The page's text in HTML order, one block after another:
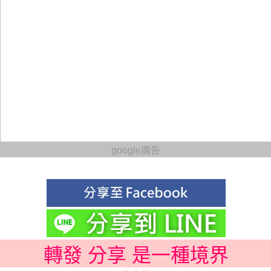
google廣告
轉發 分享 是一種境界